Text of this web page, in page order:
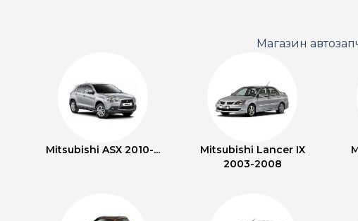
Магазин
Mitsubishi ASX 2010-...
Mitsubishi Lancer IX
2003-2008